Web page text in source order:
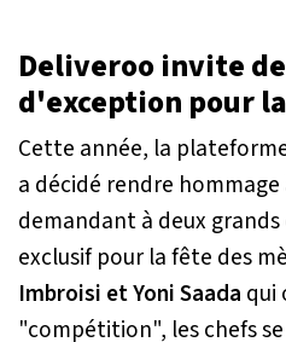
Deliveroo invite
d'exception pour
Cette année, la
a décidé rendre
demandant à deux
exclusif pour la fête des
Imbroisi et Yoni Saada qui
"compétition", les chefs